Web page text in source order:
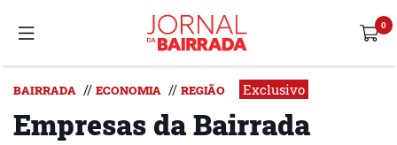
BAIRRADA // ECONOMIA // REGIÃO Exclusivo
Empresas da Bairrada